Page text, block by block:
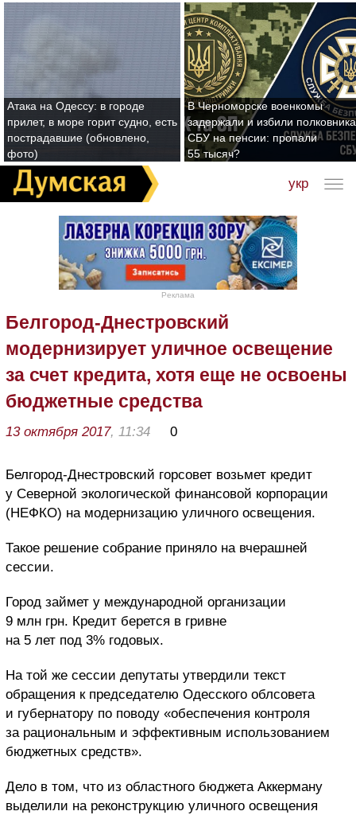
Атака на Одессу: в городе
прилет, в море горит судно, есть
пострадавшие (обновлено,
фото)
В Черноморске военкомы
задержали и избили полковника
СБУ на пенсии: пропали
55 тысяч?
укр
Реклама
Белгород-Днестровский
модернизирует уличное освещение
за счет кредита, хотя еще не освоены
бюджетные средства
13 октября 2017, 11:34 0
Белгород-Днестровский горсовет возьмет кредит
у Северной экологической финансовой корпорации
(НЕФКО) на модернизацию уличного освещения.
Такое решение собрание приняло на вчерашней
сессии.
Город займет у международной организации
9 млн грн. Кредит берется в гривне
на 5 лет под 3% годовых.
На той же сессии депутаты утвердили текст
обращения к председателю Одесского облсовета
и губернатору по поводу «обеспечения контроля
за рациональным и эффективным использованием
бюджетных средств».
Дело в том, что из областного бюджета Аккерману
выделили на реконструкцию уличного освещения